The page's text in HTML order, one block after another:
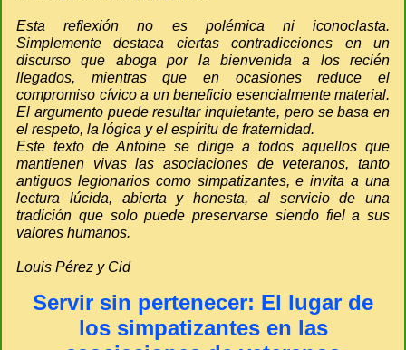
Esta reflexión no es polémica ni iconoclasta.
Simplemente destaca ciertas contradicciones en un
discurso que aboga por la bienvenida a los recién
llegados, mientras que en ocasiones reduce el
compromiso cívico a un beneficio esencialmente material.
El argumento puede resultar inquietante, pero se basa en
el respeto, la lógica y el espíritu de fraternidad.
Este texto de Antoine se dirige a todos aquellos que
mantienen vivas las asociaciones de veteranos, tanto
antiguos legionarios como simpatizantes, e invita a una
lectura lúcida, abierta y honesta, al servicio de una
tradición que solo puede preservarse siendo fiel a sus
valores humanos.
Louis Pérez y Cid
Servir sin pertenecer: El lugar de
los simpatizantes en las